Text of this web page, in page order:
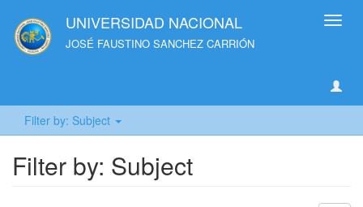
UNIVERSIDAD NACIONAL
JOSÉ FAUSTINO SANCHEZ CARRIÓN
Filter by: Subject
Filter by: Subject